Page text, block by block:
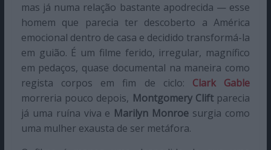
mas já numa relação bastante apodrecida — esse
homem que parecia ter descoberto a América
emocional dentro de casa e decidido transformá-la
em guião. É um filme ferido, irregular, magnífico
em pedaços, quase documental na maneira como
regista corpos em fim de ciclo: Clark Gable
morreria pouco depois, Montgomery Cliftparecia
já uma ruína viva e Marilyn Monroe surgia como
uma mulher exausta de ser metáfora.